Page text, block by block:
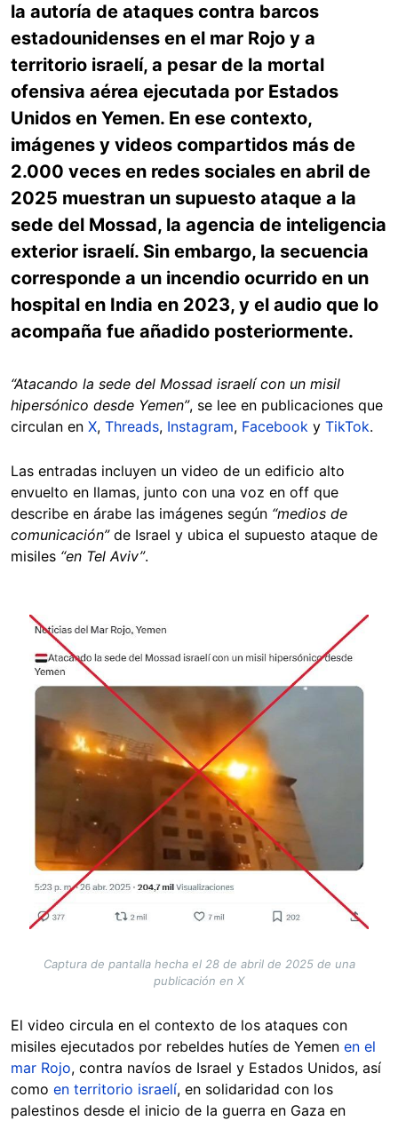
la autoría de ataques contra barcos
estadounidenses en el mar Rojo y a
territorio israelí, a pesar de la mortal
ofensiva aérea ejecutada por Estados
Unidos en Yemen. En ese contexto,
imágenes y videos compartidos más de
2.000 veces en redes sociales en abril de
2025 muestran un supuesto ataque a la
sede del Mossad, la agencia de inteligencia
exterior israelí. Sin embargo, la secuencia
corresponde a un incendio ocurrido en un
hospital en India en 2023, y el audio que lo
acompaña fue añadido posteriormente.
“Atacando la sede del Mossad israelí con un misil
hipersónico desde Yemen”, se lee en publicaciones que
circulan en X, Threads, Instagram, Facebook y TikTok.
Las entradas incluyen un video de un edificio alto
envuelto en llamas, junto con una voz en off que
describe en árabe las imágenes según “medios de
comunicación” de Israel y ubica el supuesto ataque de
misiles “en Tel Aviv”.
Image
Captura de pantalla hecha el 28 de abril de 2025 de una
publicación en X
El video circula en el contexto de los ataques con
misiles ejecutados por rebeldes hutíes de Yemen en el
mar Rojo, contra navíos de Israel y Estados Unidos, así
como en territorio israelí, en solidaridad con los
palestinos desde el inicio de la guerra en Gaza en